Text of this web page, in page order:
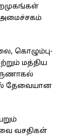
அமைச்சகம்
கொழும்பு-
மத்திய
தேவையான
வசதிகள்